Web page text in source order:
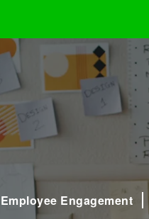
Employee Engagement